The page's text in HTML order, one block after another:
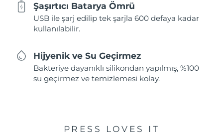
Şaşırtıcı Batarya Ömrü
USB ile şarj edilip tek şarjla 600 defaya kadar
kullanılabilir.
Hijyenik ve Su Geçirmez
Bakteriye dayanıklı silikondan yapılmış, %100
su geçirmez ve temizlemesi kolay.
PRESS LOVES IT